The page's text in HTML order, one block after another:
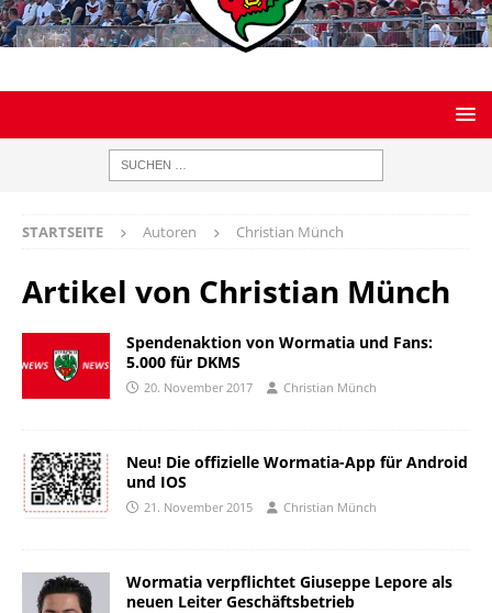
STARTSEITE Autoren Christian Münch
Artikel von Christian Münch
Spendenaktion von Wormatia und Fans:
5.000 für DKMS
20. November 2017 Christian Münch
Neu! Die offizielle Wormatia-App für Android
und IOS
21. November 2015 Christian Münch
Wormatia verpflichtet Giuseppe Lepore als
neuen Leiter Geschäftsbetrieb